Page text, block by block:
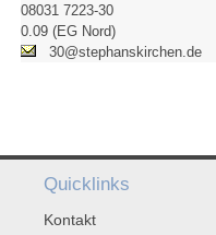
08031 7223-30
0.09 (EG Nord)
30@stephanskirchen.de
Quicklinks
Kontakt